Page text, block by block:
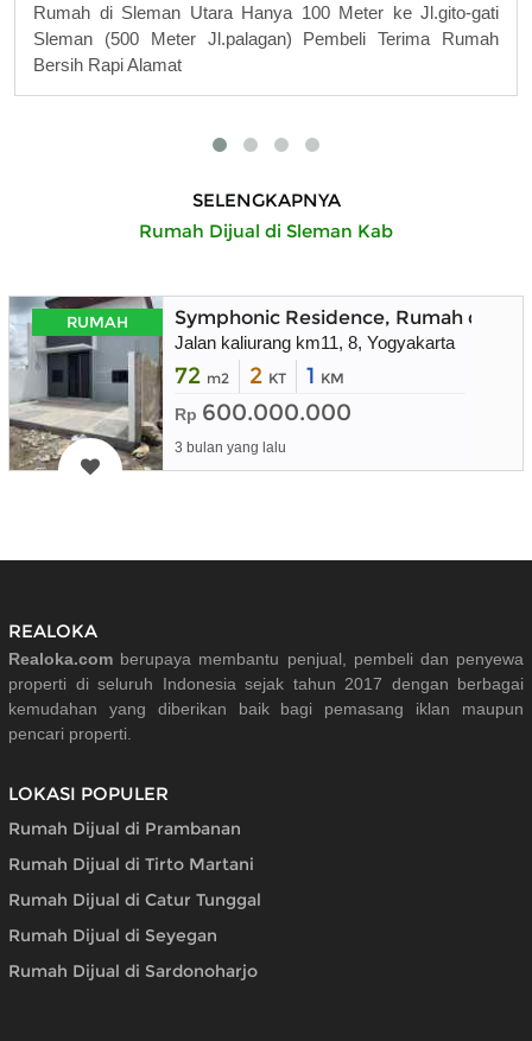
Rumah di Sleman Utara Hanya 100 Meter ke Jl.gito-gati
Sleman (500 Meter Jl.palagan) Pembeli Terima Rumah
Bersih Rapi Alamat
SELENGKAPNYA
Rumah Dijual di Sleman Kab
RUMAH Symphonic Residence, Rumah dekat
Jalan kaliurang km11, 8, Yogyakarta
72 m2 2 KT 1 KM
Rp 600.000.000
3 bulan yang lalu
REALOKA
Realoka.com berupaya membantu penjual, pembeli dan penyewa
properti di seluruh Indonesia sejak tahun 2017 dengan berbagai
kemudahan yang diberikan baik bagi pemasang iklan maupun
pencari properti.
LOKASI POPULER
Rumah Dijual di Prambanan
Rumah Dijual di Tirto Martani
Rumah Dijual di Catur Tunggal
Rumah Dijual di Seyegan
Rumah Dijual di Sardonoharjo